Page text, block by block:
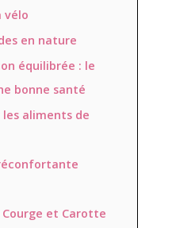
vélo
en nature
équilibrée : le
bonne santé
les aliments de
Courge et Carotte